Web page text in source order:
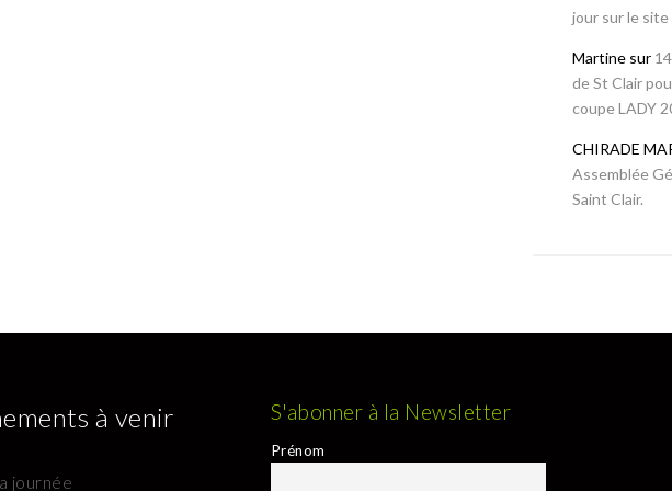
jour sur le site
Martine sur
de St Clair
coupe LADY
CHIRADE
Assemblée
Saint Clair.
à venir
journée
S'abonner à la Newsletter
Prénom